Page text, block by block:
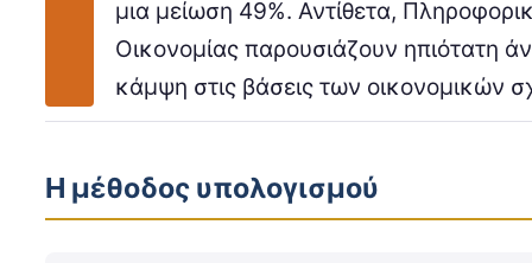
μια μείωση 49%. Αντίθετα,
Οικονομίας παρουσιάζουν ηπιότατη
κάμψη στις βάσεις των οικονομικών
Η μέθοδος υπολογισμού